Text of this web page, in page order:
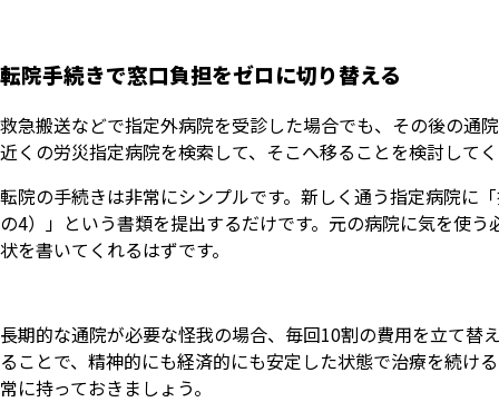
転院手続きで窓口負担をゼロに切り替える
救急搬送などで指定外病院を受診した場合でも、その後の通
近くの労災指定病院を検索して、そこへ移ることを検討して
転院の手続きは非常にシンプルです。新しく通う指定病院に
の4）」という書類を提出するだけです。元の病院に気を使
状を書いてくれるはずです。
長期的な通院が必要な怪我の場合、毎回10割の費用を立て替
ることで、精神的にも経済的にも安定した状態で治療を続け
常に持っておきましょう。